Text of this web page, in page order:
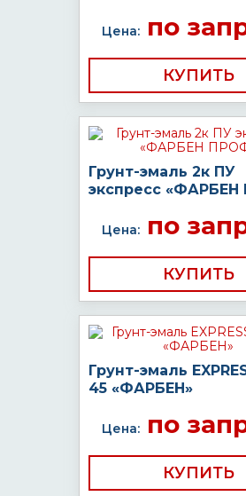
Цена:по
КУПИТЬ
Грунт-эмаль 2к ПУ
экспресс
Цена:по
КУПИТЬ
Грунт-эмаль
45 «ФАРБЕН»
Цена:по
КУПИТЬ